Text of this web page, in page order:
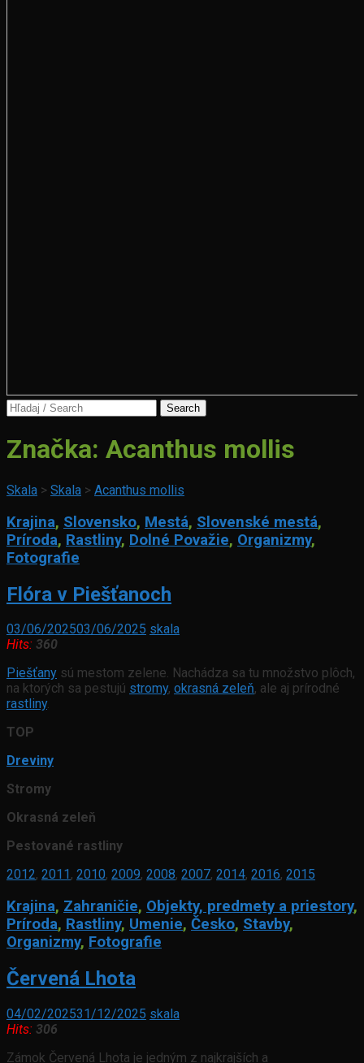
Search
Značka: Acanthus mollis
Skala > Skala > Acanthus mollis
Krajina, Slovensko, Mestá, Slovenské mestá,
Príroda, Rastliny, Dolné Považie, Organizmy,
Fotografie
Flóra v Piešťanoch
03/06/202503/06/2025 skala
Hits: 360
Piešťany sú mestom zelene. Nachádza sa tu množstvo plôch,
na ktorých sa pestujú stromy, okrasná zeleň, ale aj prírodné
rastliny.
TOP
Dreviny
Stromy
Okrasná zeleň
Pestované rastliny
2012, 2011 , 2010, 2009, 2008, 2007, 2014, 2016, 2015
Krajina, Zahraničie, Objekty, predmety a priestory,
Príroda, Rastliny, Umenie, Česko, Stavby,
Organizmy, Fotografie
Červená Lhota
04/02/202531/12/2025 skala
Hits: 306
Zámok Červená Lhota je jedným z najkrajších a